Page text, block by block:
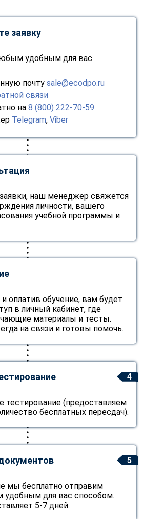
заявку
удобным для вас
почту sale@ecodpo.ru
связи
на 8 (800) 222-70-59
Telegram, Viber
наш менеджер свяжется
личности, вашего
учебной программы и
оплатив обучение, вам будет
в личный кабинет, где
материалы и тесты.
на связи и готовы помочь.
4
тестирование (предоставляем
бесплатных пересдач).
5
мы бесплатно отправим
для вас способом.
5-7 дней.